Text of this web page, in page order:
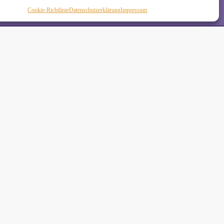
Cookie-RichtlinieDaten­schutz­erklä­rungImpressum